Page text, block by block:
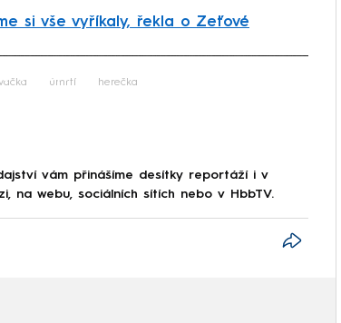
si vše vyříkaly, řekla o Zeťové
fetchúmrtí herečka
vám přinášíme desítky reportáží i v
webu, sociálních sítích nebo v HbbTV.